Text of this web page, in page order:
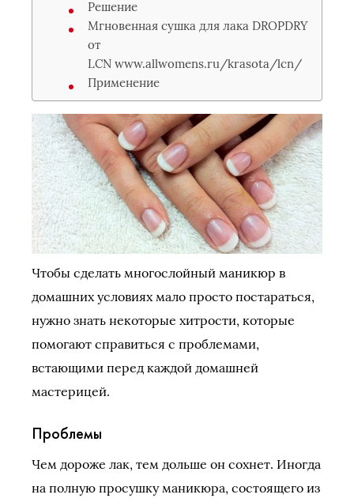
Решение
Мгновенная сушка для лака DROPDRY
от
LСN www.allwomens.ru/krasota/lcn/
Применение
Чтобы сделать многослойный маникюр в
домашних условиях мало просто постараться,
нужно знать некоторые хитрости, которые
помогают справиться с проблемами,
встающими перед каждой домашней
мастерицей.
Проблемы
Чем дороже лак, тем дольше он сохнет. Иногда
на полную просушку маникюра, состоящего из